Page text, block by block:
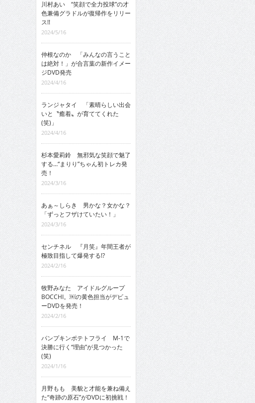
川村あい “笑顔で全力投球”の才
色兼備グラドルが復帰作をリリー
ス!!
2024/5/16
仲根なのか 「みんなの言うこと
は絶対！」が合言葉の新作イメー
ジDVD発売
2024/4/16
ランジャタイ 「素晴らしい出会
いと〝癒着〟が育ててくれた
(笑)」
2024/4/16
杉本愛莉鈴 無邪気な笑顔で魅了
する…“まりり”ちゃん初トレカ発
売！
2024/3/16
あぁ～しらき 男かな？女かな？
「ずっとフザけていたい！」
2024/3/16
センチネル 『月笑』年間王者が
極致目指して爆発する!?
2024/2/16
牧野みなた アイドルグループ
BOCCHI。￼の黄色担当がデビュ
ーDVDを発売！
2024/2/16
パンプキンポテトフライ M-1で
決勝に行く“理由”が見つかった
(笑)
2024/1/16
月野もも 美貌と才能を兼ね備え
た“奇跡の原石”がDVDに初挑戦！